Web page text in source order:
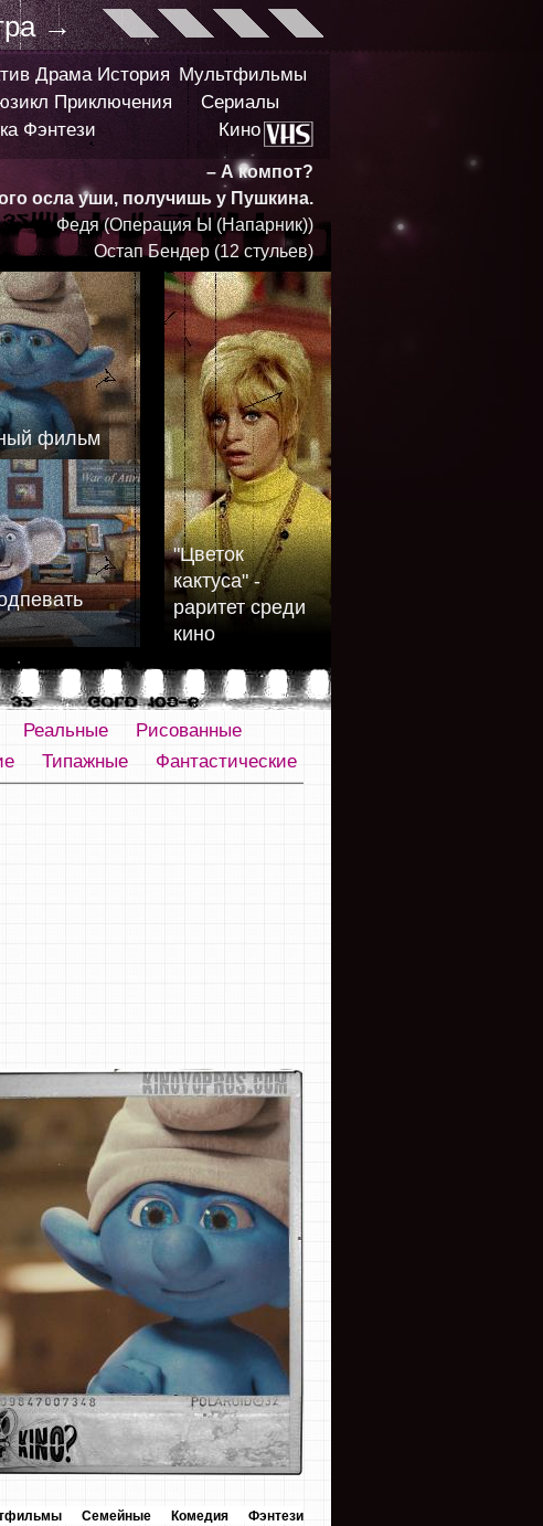
→
Драма История
Приключения
Фэнтези
Мультфильмы
Сериалы
Кино
– А компот?
осла уши, получишь у Пушкина.
Федя (Операция Ы (Напарник))
Остап Бендер (12 стульев)
фильм
"Цветок
кактуса" -
раритет среди
кино
Реальные
Рисованные
Типажные Фантастические
Семейные Комедия Фэнтези